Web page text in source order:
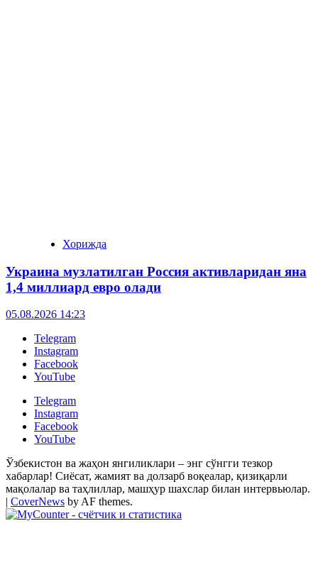
Хорижда
Украина музлатилган Россия активларидан яна
1,4 миллиард евро олади
05.08.2026 14:23
Telegram
Instagram
Facebook
YouTube
Telegram
Instagram
Facebook
YouTube
Ўзбекистон ва жаҳон янгиликлари – энг сўнгги тезкор
хабарлар! Сиёсат, жамият ва долзарб воқеалар, қизиқарли
мақолалар ва таҳлиллар, машҳур шахслар билан интервьюлар.
CoverNews by AF themes.